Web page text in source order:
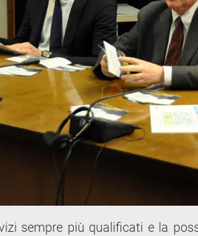
sempre più qualificati e la